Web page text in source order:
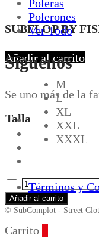
SUBFLOP BY
Añadir al carrito
Talla
M
L
XL
XXL
XXXL
SUBFLOP
BY
FISEK
cantidad
Añadir al carrito
Poleras
Polerones
Ver Todo
Síguenos
Se uno más de la
Términos y
© SubComplot - Street
Carrito